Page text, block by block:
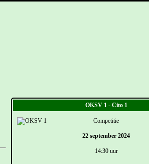
OKSV 1 - Cito 1
Competitie
22 september 2024
14:30 uur